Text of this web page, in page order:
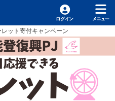
ット寄付キャンペーン